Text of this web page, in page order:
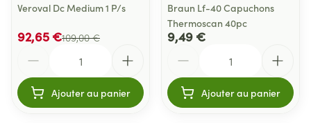
Veroval Dc Medium 1 P/s
109,00 €
92,65 €
Ajouter au panier
Braun Lf-40 Capuchons
Thermoscan 40pc
9,49 €
Ajouter au panier